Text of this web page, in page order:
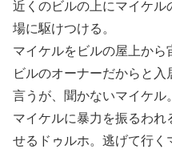
近くのビルの上にマイケ
場に駆けつける。
マイケルをビルの屋上から
ビルのオーナーだからと
言うが、聞かないマイケル。
マイケルに暴力を振るわれ
せるドゥルホ。逃げて行く